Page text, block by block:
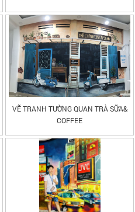
VẼ TRANH TƯỜNG QUAN TRÀ SỮA&
COFFEE